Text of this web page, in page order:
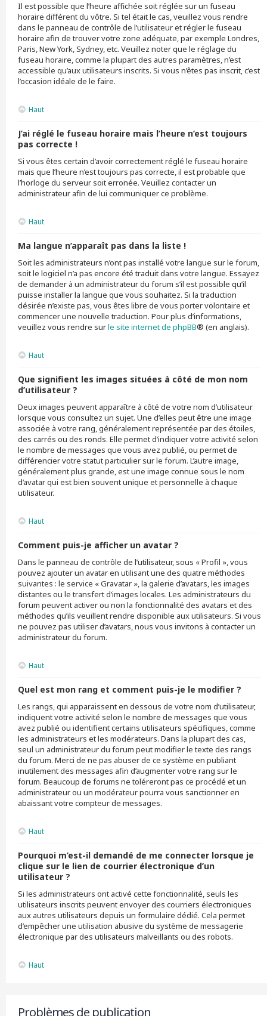
Il est possible que l’heure affichée soit réglée sur un fuseau
horaire différent du vôtre. Si tel était le cas, veuillez vous rendre
dans le panneau de contrôle de l’utilisateur et régler le fuseau
horaire afin de trouver votre zone adéquate, par exemple Londres,
Paris, New York, Sydney, etc. Veuillez noter que le réglage du
fuseau horaire, comme la plupart des autres paramètres, n’est
accessible qu’aux utilisateurs inscrits. Si vous n’êtes pas inscrit, c’est
l’occasion idéale de le faire.
Haut
J’ai réglé le fuseau horaire mais l’heure n’est toujours
pas correcte !
Si vous êtes certain d’avoir correctement réglé le fuseau horaire
mais que l’heure n’est toujours pas correcte, il est probable que
l’horloge du serveur soit erronée. Veuillez contacter un
administrateur afin de lui communiquer ce problème.
Haut
Ma langue n’apparaît pas dans la liste !
Soit les administrateurs n’ont pas installé votre langue sur le forum,
soit le logiciel n’a pas encore été traduit dans votre langue. Essayez
de demander à un administrateur du forum s’il est possible qu’il
puisse installer la langue que vous souhaitez. Si la traduction
désirée n’existe pas, vous êtes libre de vous porter volontaire et
commencer une nouvelle traduction. Pour plus d’informations,
veuillez vous rendre surle site internet de phpBB® (en anglais).
Haut
Que signifient les images situées à côté de mon nom
d’utilisateur ?
Deux images peuvent apparaître à côté de votre nom d’utilisateur
lorsque vous consultez un sujet. Une d’elles peut être une image
associée à votre rang, généralement représentée par des étoiles,
des carrés ou des ronds. Elle permet d’indiquer votre activité selon
le nombre de messages que vous avez publié, ou permet de
différencier votre statut particulier sur le forum. L’autre image,
généralement plus grande, est une image connue sous le nom
d’avatar qui est bien souvent unique et personnelle à chaque
utilisateur.
Haut
Comment puis-je afficher un avatar ?
Dans le panneau de contrôle de l’utilisateur, sous « Profil », vous
pouvez ajouter un avatar en utilisant une des quatre méthodes
suivantes : le service « Gravatar », la galerie d’avatars, les images
distantes ou le transfert d’images locales. Les administrateurs du
forum peuvent activer ou non la fonctionnalité des avatars et des
méthodes qu’ils veuillent rendre disponible aux utilisateurs. Si vous
ne pouvez pas utiliser d’avatars, nous vous invitons à contacter un
administrateur du forum.
Haut
Quel est mon rang et comment puis-je le modifier ?
Les rangs, qui apparaissent en dessous de votre nom d’utilisateur,
indiquent votre activité selon le nombre de messages que vous
avez publié ou identifient certains utilisateurs spécifiques, comme
les administrateurs et les modérateurs. Dans la plupart des cas,
seul un administrateur du forum peut modifier le texte des rangs
du forum. Merci de ne pas abuser de ce système en publiant
inutilement des messages afin d’augmenter votre rang sur le
forum. Beaucoup de forums ne toléreront pas ce procédé et un
administrateur ou un modérateur pourra vous sanctionner en
abaissant votre compteur de messages.
Haut
Pourquoi m’est-il demandé de me connecter lorsque je
clique sur le lien de courrier électronique d’un
utilisateur ?
Si les administrateurs ont activé cette fonctionnalité, seuls les
utilisateurs inscrits peuvent envoyer des courriers électroniques
aux autres utilisateurs depuis un formulaire dédié. Cela permet
d’empêcher une utilisation abusive du système de messagerie
électronique par des utilisateurs malveillants ou des robots.
Haut
Problèmes de publication